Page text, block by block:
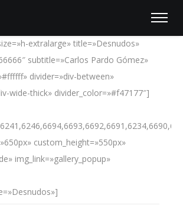
extralarge» title=»Desnudos»
subtitle=»Carlos Pardo Gómez»
divider=»div-between»
wide-thick» divider_color=»#f47177″]
custom_height=»550px»
img_link=»gallery_popup»